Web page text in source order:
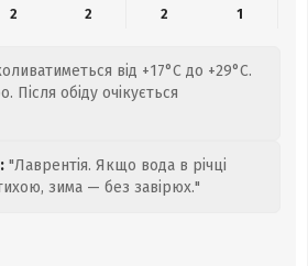
2
2 2 1
від +17°C до +29°C.
Після обіду очікується
"Лаврентія. Якщо вода в річці
зима — без завірюх."